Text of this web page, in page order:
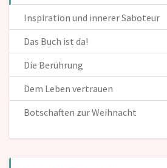
Inspiration und innerer Saboteur
Das Buch ist da!
Die Berührung
Dem Leben vertrauen
Botschaften zur Weihnacht